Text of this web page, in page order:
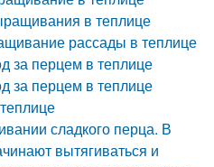
в теплице
рассады в теплице
за перцем в теплице
за перцем в теплице
сладкого перца. В
вытягиваться и